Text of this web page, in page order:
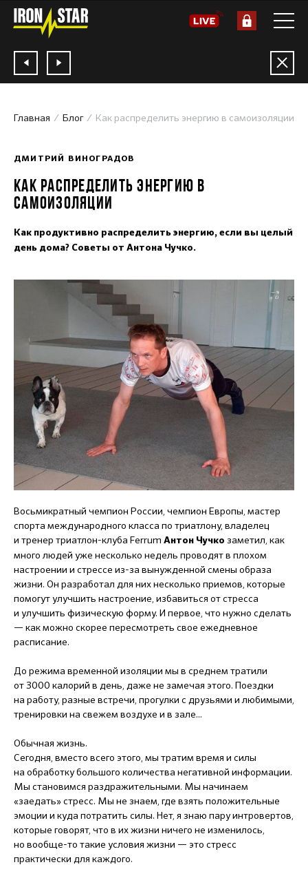
Главная Блог Как распределить энергию в самоизоляции
ДМИТРИЙ ВИНОГРАДОВ
КАК РАСПРЕДЕЛИТЬ ЭНЕРГИЮ В
САМОИЗОЛЯЦИИ
Как продуктивно распределить энергию, если вы целый
день дома? Советы от Антона Чучко.
Восьмикратный чемпион России, чемпион Европы, мастер
спорта международного класса по триатлону, владелец
и тренер триатлон-клуба Ferrum Антон Чучко заметил, как
много людей уже несколько недель проводят в плохом
настроении и стрессе из-за вынужденной смены образа
жизни. Он разработал для них несколько приемов, которые
помогут улучшить настроение, избавиться от стресса
и улучшить физическую форму. И первое, что нужно сделать
— как можно скорее пересмотреть свое ежедневное
расписание.
До режима временной изоляции мы в среднем тратили
от 3000 калорий в день, даже не замечая этого. Поездки
на работу, разные встречи, прогулки с друзьями и любимыми,
тренировки на свежем воздухе и в зале...
Обычная жизнь.
Сегодня, вместо всего этого, мы тратим время и силы
на обработку большого количества негативной информации.
Мы становимся раздражительными. Мы начинаем
«заедать» стресс. Мы не знаем, где взять положительные
эмоции и куда потратить силы. Нет, я знаю пару интровертов,
которые говорят, что в их жизни ничего не изменилось,
но вообще-то такие условия жизни — это стресс
практически для каждого.